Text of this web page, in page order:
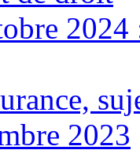
2024
2023